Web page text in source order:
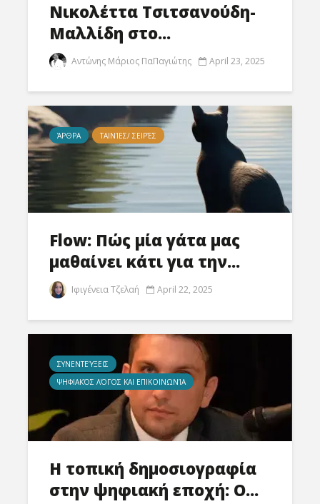
Νικολέττα Τσιτσανούδη-
Μαλλίδη στο...
Αντώνης Μάριος ΠαΠαγιώτης April 23, 2025
ΆΡΘΡΑ ΤΑΙΝΊΕΣ/ ΣΕΙΡΈΣ
Flow: Πώς μία γάτα μας
μαθαίνει κάτι για την...
Ιφιγένεια Τζελαή April 22, 2025
ΣΥΝΕΝΤΕΎΞΕΙΣ
ΨΗΦΙΑΚΌΣ ΛΌΓΟΣ ΚΑΙ ΕΠΙΚΟΙΝΩΝΊΑ
Η τοπική δημοσιογραφία
στην ψηφιακή εποχή: Ο...